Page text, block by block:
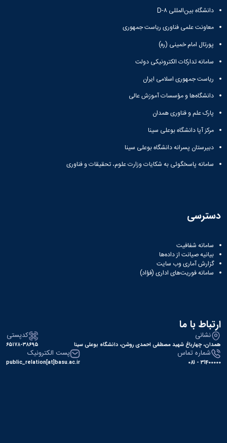
دانشگاه بین‌المللی D-۸
معاونت علمی فناوری ریاست جمهوری
پورتال امام خمینی (ره)
سامانه تدارکات الکترونیکی دولت
ریاست جمهوری اسلامی ایران
دانشگاه‌ها و مؤسسات آموزش عالی
پارک علم و فناوری همدان
مرکز آپا دانشگاه بوعلی سینا
دبیرستان پسرانه دانشگاه بوعلی سینا
سامانه پاسخگوئی به شکایات وزارت علوم، تحقیقات و فناوری
دسترسی
سامانه شفافیت
بیانیه صیانت از داده‌ها
گزارش آماری وب‌ سایت
سامانه فوریت‌های اداری (فؤاد)
ارتباط با ما
نشانی
همدان، چهارباغ شهید مصطفی احمدی روشن، دانشگاه بوعلی سینا
کدپستی
۶۵۱۷۸-۳۸۶۹۵
شماره تماس
31400000 - 081
پست الکترونیک
public_relation[at]basu.ac.ir